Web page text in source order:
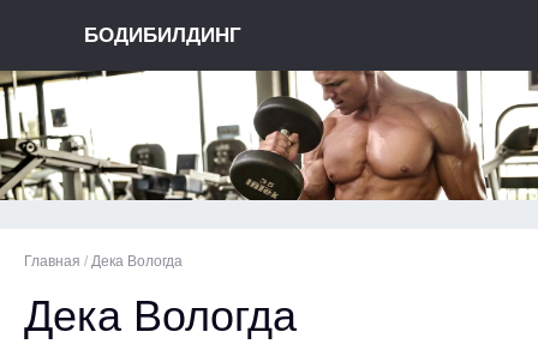
БОДИБИЛДИНГ
Главная / Дека Вологда
Дека Вологда